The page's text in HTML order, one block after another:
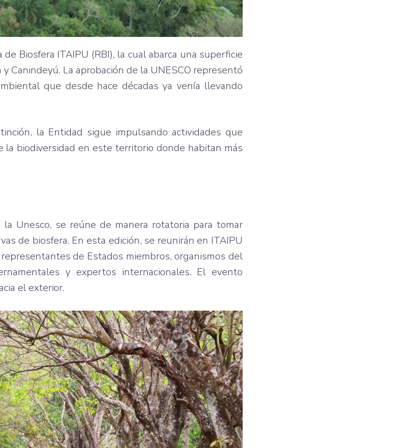
Biosfera ITAIPU (RBI), la cual abarca una superficie
Canindeyú. La aprobación de la UNESCO representó
que desde hace décadas ya venía llevando
la Entidad sigue impulsando actividades que
biodiversidad en este territorio donde habitan más
Unesco, se reúne de manera rotatoria para tomar
de biosfera. En esta edición, se reunirán en ITAIPU
de Estados miembros, organismos del
y expertos internacionales. El evento
el exterior.